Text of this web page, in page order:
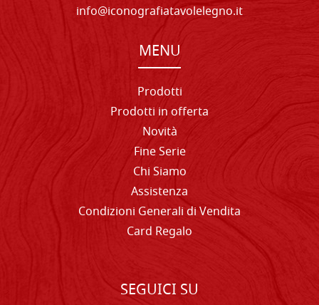
info@iconografiatavolelegno.it
MENU
Prodotti
Prodotti in offerta
Novità
Fine Serie
Chi Siamo
Assistenza
Condizioni Generali di Vendita
Card Regalo
SEGUICI SU